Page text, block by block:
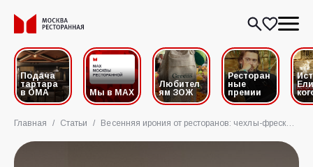
Подача
тартара
в ОМА
Мы в MAX
Любител
ям ЗОЖ
Ресторан
ные
премии
Главная / Статьи / Весенняя ирония от ресторанов: чехлы-фрески и ромашки на голове